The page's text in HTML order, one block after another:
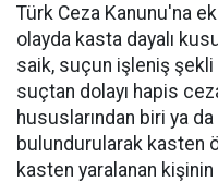
Türk Ceza Kanunu'na
olayda kasta dayalı
saik, suçun işleniş şekli
suçtan dolayı hapis
hususlarından biri ya
bulundurularak kasten
kasten yaralanan